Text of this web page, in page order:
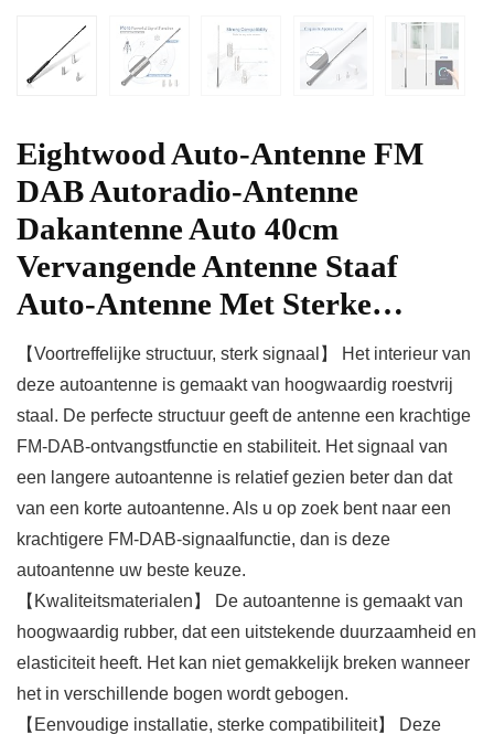
Eightwood Auto-Antenne FM
DAB Autoradio-Antenne
Dakantenne Auto 40cm
Vervangende Antenne Staaf
Auto-Antenne Met Sterke…
【Voortreffelijke structuur, sterk signaal】 Het interieur van
deze autoantenne is gemaakt van hoogwaardig roestvrij
staal. De perfecte structuur geeft de antenne een krachtige
FM-DAB-ontvangstfunctie en stabiliteit. Het signaal van
een langere autoantenne is relatief gezien beter dan dat
van een korte autoantenne. Als u op zoek bent naar een
krachtigere FM-DAB-signaalfunctie, dan is deze
autoantenne uw beste keuze.
【Kwaliteitsmaterialen】 De autoantenne is gemaakt van
hoogwaardig rubber, dat een uitstekende duurzaamheid en
elasticiteit heeft. Het kan niet gemakkelijk breken wanneer
het in verschillende bogen wordt gebogen.
【Eenvoudige installatie, sterke compatibiliteit】 Deze